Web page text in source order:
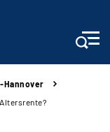
Hannover